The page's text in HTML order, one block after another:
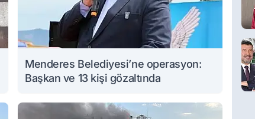
Menderes Belediyesi’ne operasyon:
Başkan ve 13 kişi gözaltında